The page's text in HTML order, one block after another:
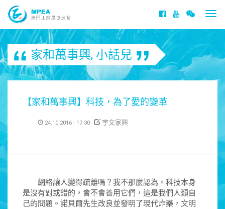
家和萬事興, 小話兒
【家和萬事興】科技，為了愛的變革
24.10.2016 - 17:30 宇文家興
網絡讓人變得疏離嗎？我不那麼認為。科技本身
是沒有對或錯的，會不會善用它們，這是我們人類自
己的問題。諾貝爾先生改良並發明了現代炸藥，文明